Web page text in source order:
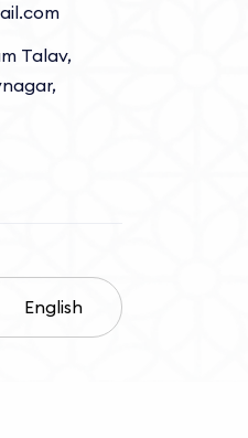
Talav,
English